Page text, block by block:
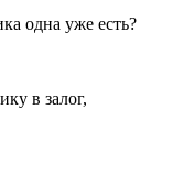
одна уже есть?
в залог,